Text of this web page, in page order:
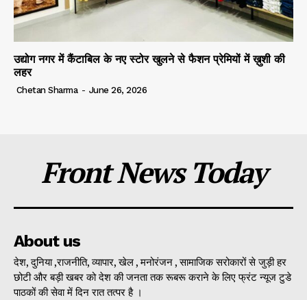
उद्योग नगर में कैंटाबिल के नए स्टोर खुलने से फैशन प्रेमियों में ख़ुशी की
लहर
Chetan Sharma - June 26, 2026
Front News Today
About us
देश, दुनिया ,राजनीति, व्यापार, खेल , मनोरंजन , सामाजिक सरोकारों से जुड़ी हर
छोटी और बड़ी खबर को देश की जनता तक रूबरू कराने के लिए फ्रंट न्यूज टुडे
पाठकों की सेवा में दिन रात तत्पर है ।